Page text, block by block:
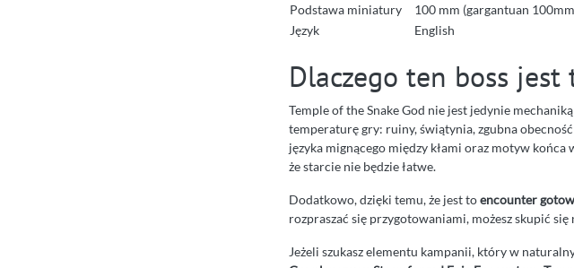
Podstawa miniatury
100 mm (gargantuan
Język
English
Dlaczego ten boss jest
Temple of the Snake God nie jest jedynie
temperaturę gry: ruiny, świątynia, zgubna
języka mignącego między kłami oraz motyw
że starcie nie będzie łatwe.
Dodatkowo, dzięki temu, że jest toencounter
rozpraszać się przygotowaniami, możesz skupić
Jeżeli szukasz elementu kampanii, który w